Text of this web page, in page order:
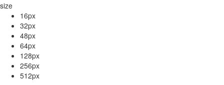
size
16px
32px
48px
64px
128px
256px
512px